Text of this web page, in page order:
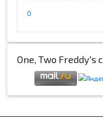
0
One, Two Freddy's